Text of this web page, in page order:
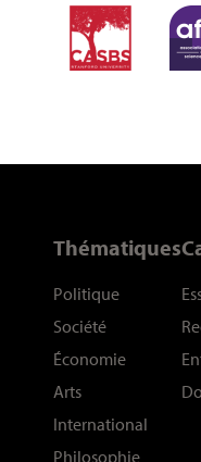
Thématiques
Politique
Société
Économie
Arts
International
Philosophie